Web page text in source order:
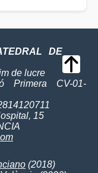
DE
de lucre
Primera CV-01-
15
(2018)